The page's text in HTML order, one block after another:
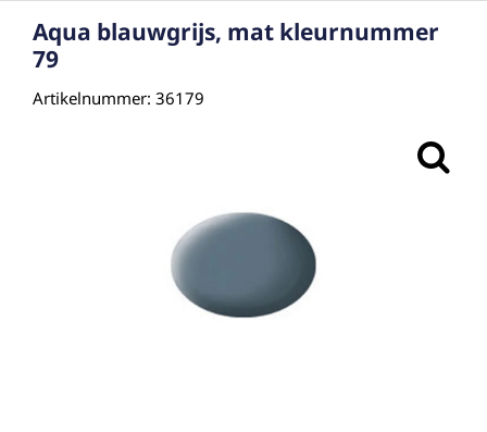
Aqua blauwgrijs, mat kleurnummer
79
Artikelnummer: 36179